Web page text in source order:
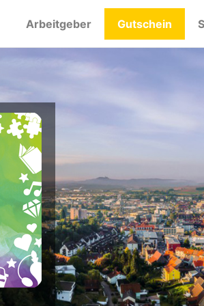
Arbeitgeber Gutschein